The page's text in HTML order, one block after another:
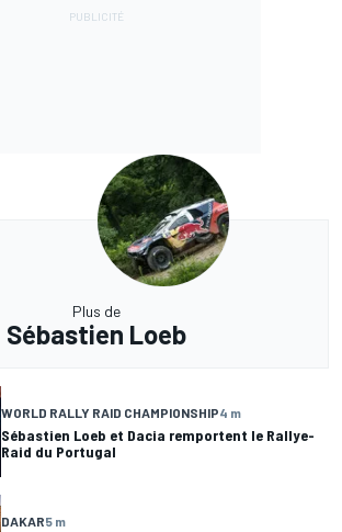
Plus de
Sébastien Loeb
WORLD RALLY RAID CHAMPIONSHIP4 m
Sébastien Loeb et Dacia remportent le Rallye-
Raid du Portugal
DAKAR5 m